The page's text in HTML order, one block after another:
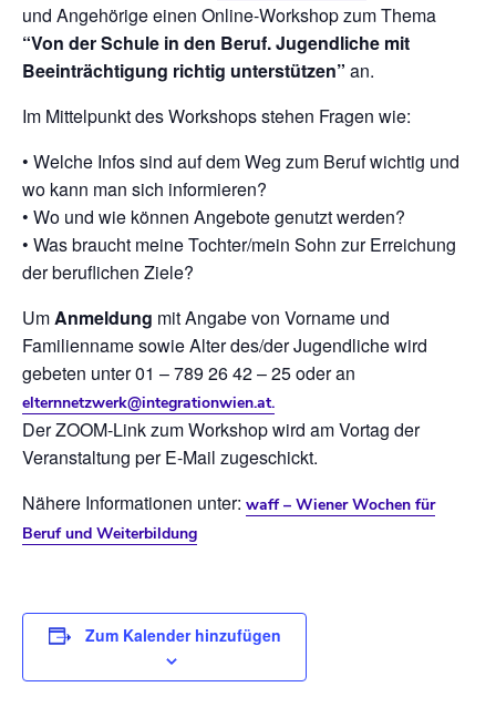
und Angehörige einen Online-Workshop zum Thema
“Von der Schule in den Beruf. Jugendliche mit
Beeinträchtigung richtig unterstützen” an.
Im Mittelpunkt des Workshops stehen Fragen wie:
• Welche Infos sind auf dem Weg zum Beruf wichtig und
wo kann man sich informieren?
• Wo und wie können Angebote genutzt werden?
• Was braucht meine Tochter/mein Sohn zur Erreichung
der beruflichen Ziele?
UmAnmeldung mit Angabe von Vorname und
Familienname sowie Alter des/der Jugendliche wird
gebeten unter 01 – 789 26 42 – 25 oder an
elternnetzwerk@integrationwien.at.
Der ZOOM-Link zum Workshop wird am Vortag der
Veranstaltung per E-Mail zugeschickt.
Nähere Informationen unter: waff – Wiener Wochen für
Beruf und Weiterbildung
Zum Kalender hinzufügen